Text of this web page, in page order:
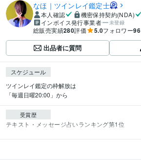
なほ｜ツインレイ鑑定士
本人確認
機密保持契約(NDA)
インボイス発行事業者
未登録
総販売実績280評価 5.0フォロワー96
出品者に質問
スケジュール
ツインレイ鑑定の枠解放は
「毎週日曜20:00」から
受賞歴
テキスト・メッセージ占いランキング第1位